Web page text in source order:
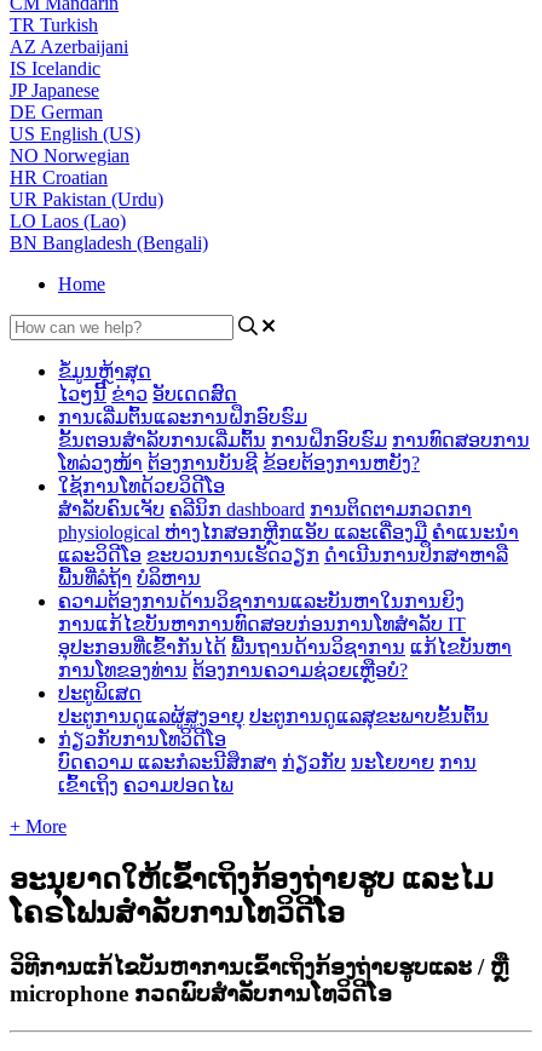
TR Turkish
AZ Azerbaijani
IS Icelandic
JPJapanese
DE German
US English (US)
NO Norwegian
HR Croatian
UR Pakistan (Urdu)
LO Laos (Lao)
BN Bangladesh (Bengali)
Home
ຂໍ້ມູນຫຼ້າສຸດ
ໄວໆນີ້ ຂ່າວ ອັບເດດສົດ
ການເລີ່ມຕົ້ນແລະການຝຶກອົບຮົມ
ຂັ້ນຕອນສໍາລັບການເລີ່ມຕົ້ນ ການຝຶກອົບຮົມ ການທົດສອບການ
ໂທລ່ວງໜ້າ ຕ້ອງການບັນຊີ ຂ້ອຍຕ້ອງການຫຍັງ?
ໃຊ້ການໂທດ້ວຍວິດີໂອ
ສໍາລັບຄົນເຈັບ ຄລີນິກ dashboard ການ​ຕິດ​ຕາມ​ກວດ​ກາ
physiological ຫ່າງ​ໄກ​ສອກ​ຫຼີກ​ແອັບ ແລະເຄື່ອງມື ຄຳແນະນຳ
ແລະວິດີໂອ ຂະບວນການເຮັດວຽກ ດໍາເນີນການປຶກສາຫາລື
ພື້ນທີ່ລໍຖ້າ ບໍລິຫານ
ຄວາມຕ້ອງການດ້ານວິຊາການແລະບັນຫາໃນການຍິງ
ການ​ແກ້​ໄຂ​ບັນ​ຫາ​ການ​ທົດ​ສອບ​ກ່ອນ​ການ​ໂທ​ສໍາລັບ IT
ອຸປະກອນທີ່ເຂົ້າກັນໄດ້ ພື້ນຖານດ້ານວິຊາການ ແກ້ໄຂບັນຫາ
ການໂທຂອງທ່ານ ຕ້ອງການຄວາມຊ່ວຍເຫຼືອບໍ?
ປະຕູພິເສດ
ປະຕູການດູແລຜູ້ສູງອາຍຸ ປະຕູການດູແລສຸຂະພາບຂັ້ນຕົ້ນ
ກ່ຽວກັບການໂທວິດີໂອ
ບົດຄວາມ ແລະກໍລະນີສຶກສາ ກ່ຽວກັບ ນະໂຍບາຍ ການ
ເຂົ້າເຖິງ ຄວາມປອດໄພ
+ More
ອະນຸຍາດໃຫ້ເຂົ້າເຖິງກ້ອງຖ່າຍຮູບ ແລະໄມ
ໂຄຣໂຟນສໍາລັບການໂທວິດີໂອ
ວິ​ທີ​ການ​ແກ້​ໄຂ​ບັນ​ຫາ​ການ​ເຂົ້າ​ເຖິງ​ກ້ອງ​ຖ່າຍ​ຮູບ​ແລະ / ຫຼື
microphone ກວດ​ພົບ​ສໍາ​ລັບ​ການ​ໂທ​ວິ​ດີ​ໂອ​